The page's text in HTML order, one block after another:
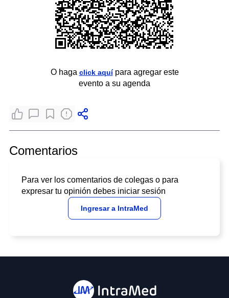
O haga click aquípara agregar este
evento a su agenda
Comentarios
Para ver los comentarios de colegas o para
expresar tu opinión debes iniciar sesión
Ingresar a IntraMed